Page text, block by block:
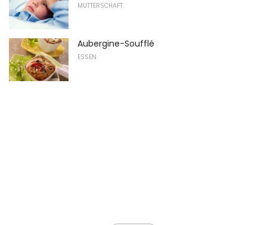
MUTTERSCHAFT
Aubergine-Soufflé
ESSEN